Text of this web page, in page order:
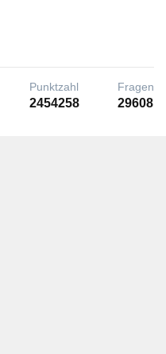
Punktzahl
2454258
Fragen
29608